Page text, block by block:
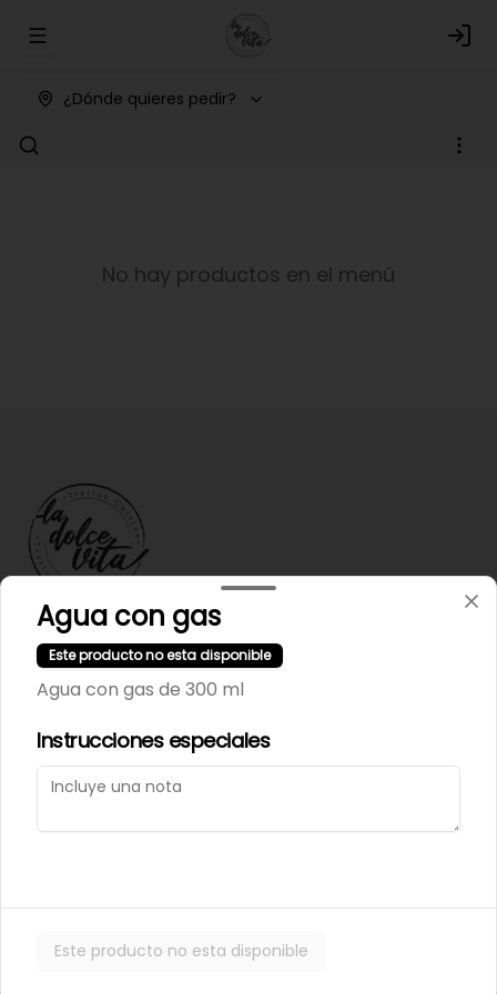
Abrir menu de navegación Login
¿Dónde quieres pedir?
No hay productos en el menú
Términos y condiciones
Política de privacidad
Mi cuenta
Iniciar sesión
Agua con gas
Este producto no esta disponible
Agua con gas de 300 ml
Instrucciones especiales
Este producto no esta disponible